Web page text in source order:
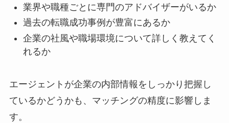
業界や職種ごとに専門のアドバイザーがいるか
過去の転職成功事例が豊富にあるか
企業の社風や職場環境について詳しく教えてく
れるか
エージェントが企業の内部情報をしっかり把握し
ているかどうかも、マッチングの精度に影響しま
す。